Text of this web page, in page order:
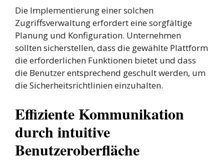
Die Implementierung einer solchen
Zugriffsverwaltung erfordert eine sorgfältige
Planung und Konfiguration. Unternehmen
sollten sicherstellen, dass die gewählte Plattform
die erforderlichen Funktionen bietet und dass
die Benutzer entsprechend geschult werden, um
die Sicherheitsrichtlinien einzuhalten.
Effiziente Kommunikation
durch intuitive
Benutzeroberfläche